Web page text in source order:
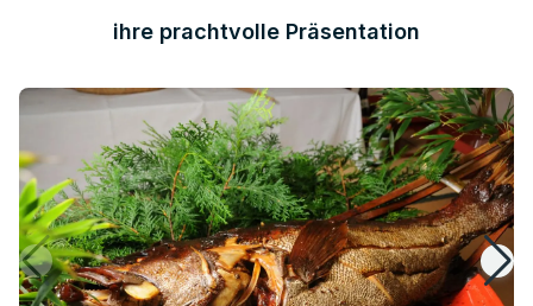
ihre prachtvolle Präsentation